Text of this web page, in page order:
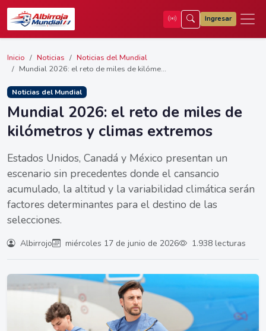
Ingresar
Inicio Noticias
Noticias del Mundial
Mundial 2026: el reto de miles de kilóme...
Noticias del Mundial
Mundial 2026: el reto de miles de
kilómetros y climas extremos
Estados Unidos, Canadá y México presentan un
escenario sin precedentes donde el cansancio
acumulado, la altitud y la variabilidad climática serán
factores determinantes para el destino de las
selecciones.
Albirrojo miércoles 17 de junio de 2026 1.938 lecturas